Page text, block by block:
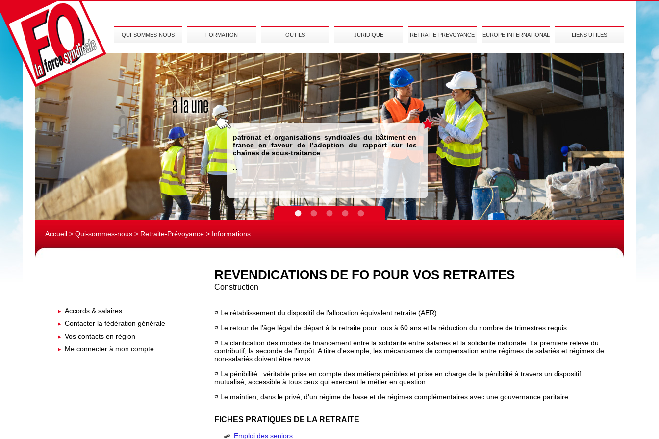
QUI-SOMMES-NOUS FORMATION OUTILS JURIDIQUE RETRAITE-PREVOYANCE EUROPE-INTERNATIONAL LIENS UTILES
patronat et organisations syndicales du bâtiment en
france en faveur de l’adoption du rapport sur les
chaînes de sous-traitance
...
Accueil > Qui-sommes-nous > Retraite-Prévoyance > Informations
Accords & salaires
Contacter la fédération générale
Vos contacts en région
Me connecter à mon compte
REVENDICATIONS DE FO POUR VOS RETRAITES
Construction
¤ Le rétablissement du dispositif de l'allocation équivalent retraite (AER).
¤ Le retour de l'âge légal de départ à la retraite pour tous à 60 ans et la réduction du nombre de trimestres requis.
¤ La clarification des modes de financement entre la solidarité entre salariés et la solidarité nationale. La première relève du
contributif, la seconde de l'impôt. A titre d'exemple, les mécanismes de compensation entre régimes de salariés et régimes de
non-salariés doivent être revus.
¤ La pénibilité : véritable prise en compte des métiers pénibles et prise en charge de la pénibilité à travers un dispositif
mutualisé, accessible à tous ceux qui exercent le métier en question.
¤ Le maintien, dans le privé, d'un régime de base et de régimes complémentaires avec une gouvernance paritaire.
FICHES PRATIQUES DE LA RETRAITE
Emploi des seniors